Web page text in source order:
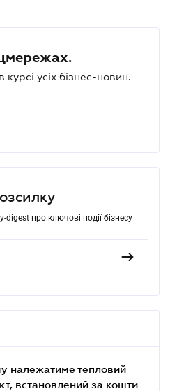
усіх бізнес-новин.
про ключові події бізнесу
належатиме тепловий
встановлений за кошти